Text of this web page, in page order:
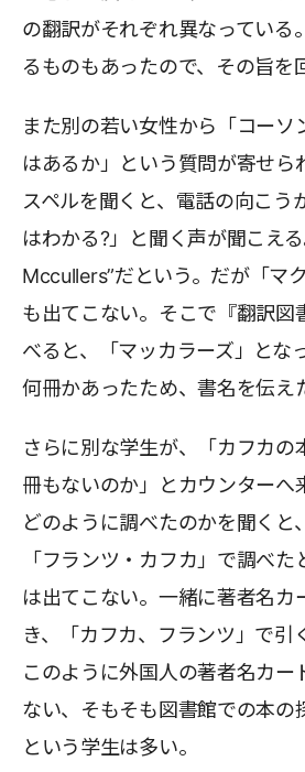
の翻訳がそれぞれ異なっている
るものもあったので、その旨を
また別の若い女性から「コーソ
はあるか」という質問が寄せら
スペルを聞くと、電話の向こう
はわかる?」と聞く声が聞こえ
Mccullers”だという。だが「マ
も出てこない。そこで『翻訳図
べると、「マッカラーズ」とな
何冊かあったため、書名を伝え
さらに別な学生が、「カフカの
冊もないのか」とカウンターへ
どのように調べたのかを聞くと
「フランツ・カフカ」で調べ
は出てこない。一緒に著者名カ
き、「カフカ、フランツ」で引
このように外国人の著者名カー
ない、そもそも図書館での本の
という学生は多い。